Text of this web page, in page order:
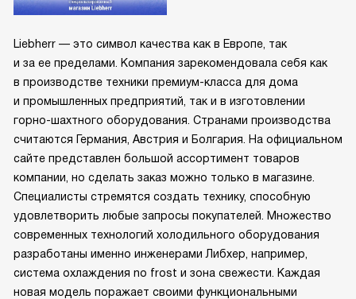
Liebherr — это символ качества как в Европе, так
и за ее пределами. Компания зарекомендовала себя как
в производстве техники премиум-класса для дома
и промышленных предприятий, так и в изготовлении
горно-шахтного оборудования. Странами производства
считаются Германия, Австрия и Болгария. На официальном
сайте представлен большой ассортимент товаров
компании, но сделать заказ можно только в магазине.
Специалисты стремятся создать технику, способную
удовлетворить любые запросы покупателей. Множество
современных технологий холодильного оборудования
разработаны именно инженерами Либхер, например,
система охлаждения no frost и зона свежести. Каждая
новая модель поражает своими функциональными